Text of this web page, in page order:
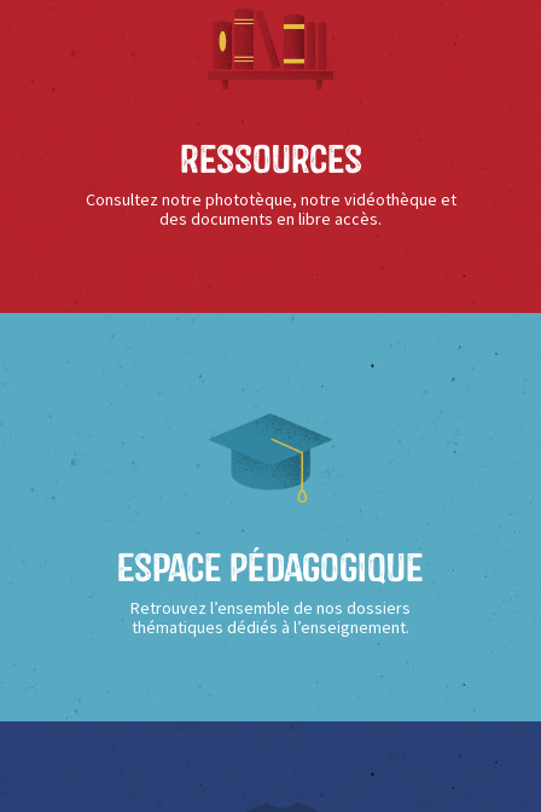
Ressources
Consultez notre phototèque, notre vidéothèque et
des documents en libre accès.
Espace Pédagogique
Retrouvez l’ensemble de nos dossiers
thématiques dédiés à l’enseignement.